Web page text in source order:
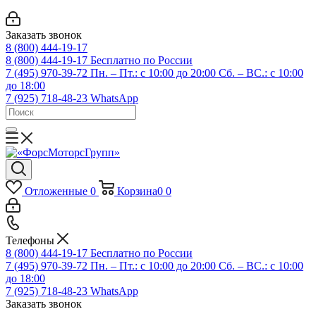
Заказать звонок
8 (800) 444-19-17
8 (800) 444-19-17 Бесплатно по России
7 (495) 970-39-72 Пн. – Пт.: с 10:00 до 20:00 Сб. – ВС.: c 10:00
до 18:00
7 (925) 718-48-23 WhatsApp
Отложенные 0 Корзина0 0
Телефоны
8 (800) 444-19-17 Бесплатно по России
7 (495) 970-39-72 Пн. – Пт.: с 10:00 до 20:00 Сб. – ВС.: c 10:00
до 18:00
7 (925) 718-48-23 WhatsApp
Заказать звонок